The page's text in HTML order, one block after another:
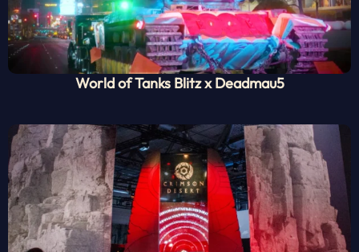
World of Tanks Blitz x Deadmau5